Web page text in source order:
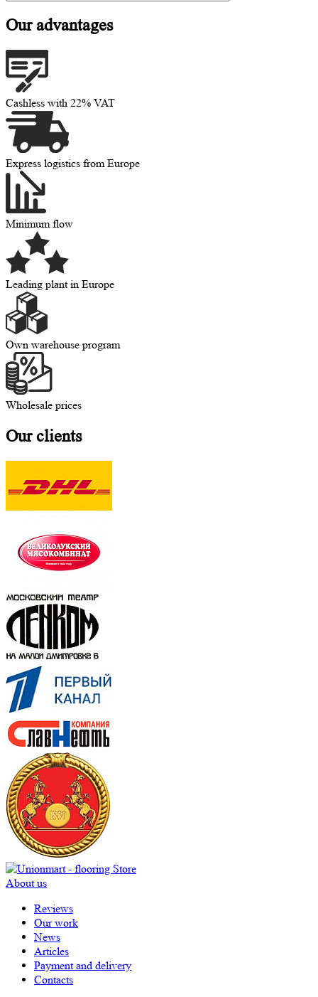
Our advantages
Cashless with 22% VAT
Express logistics from Europe
Minimum flow
Leading plant in Europe
Own warehouse program
Wholesale prices
Our clients
About us
Reviews
Our work
News
Articles
Payment and delivery
Contacts